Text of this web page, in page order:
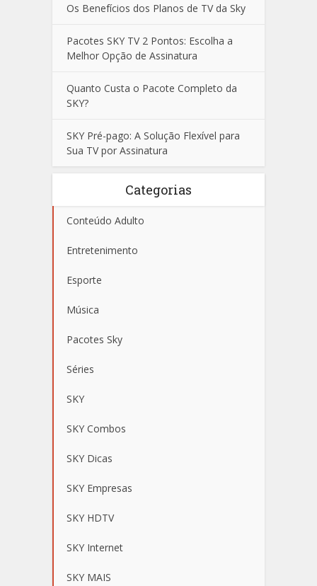
Os Benefícios dos Planos de TV da Sky
Pacotes SKY TV 2 Pontos: Escolha a
Melhor Opção de Assinatura
Quanto Custa o Pacote Completo da
SKY?
SKY Pré-pago: A Solução Flexível para
Sua TV por Assinatura
Categorias
Conteúdo Adulto
Entretenimento
Esporte
Música
Pacotes Sky
Séries
SKY
SKY Combos
SKY Dicas
SKY Empresas
SKY HDTV
SKY Internet
SKY MAIS